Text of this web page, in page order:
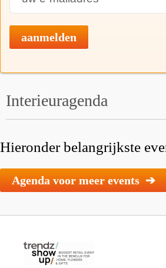
aanmelden
Interieuragenda
Hieronder belangrijkste
Agenda voor meer events ➔